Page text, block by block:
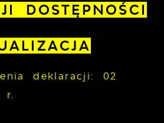
DOSTĘPNOŚCI
deklaracji: 02
r.